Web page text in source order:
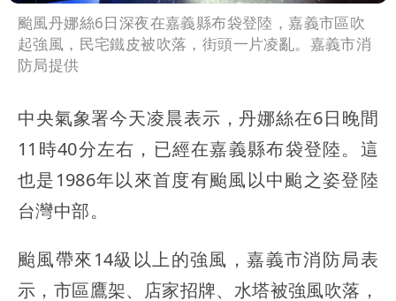
颱風丹娜絲6日深夜在嘉義縣布袋登陸，嘉義市區吹
起強風，民宅鐵皮被吹落，街頭一片凌亂。嘉義市消
防局提供
中央氣象署今天凌晨表示，丹娜絲在6日晚間
11時40分左右，已經在嘉義縣布袋登陸。這
也是1986年以來首度有颱風以中颱之姿登陸
台灣中部。
颱風帶來14級以上的強風，嘉義市消防局表
示，市區鷹架、店家招牌、水塔被強風吹落，